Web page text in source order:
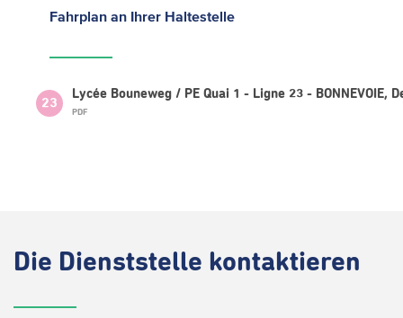
Fahrplan an Ihrer Haltestelle
23
Lycée Bouneweg / PE Quai 1 - Ligne 23 - BONNEVOIE,
PDF
Die Dienststelle kontaktieren